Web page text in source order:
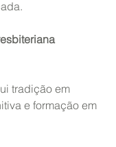
tradição em
e formação em